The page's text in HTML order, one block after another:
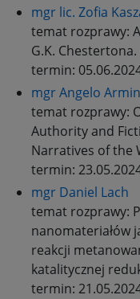
mgr lic. Zofia
temat rozprawy:
G.K.
termin:
mgr Angelo
temat rozprawy:
Authority and
Narratives of the
termin:
mgr Daniel Lach
temat rozprawy:
nanomateriałów
reakcji
katalitycznej
termin: